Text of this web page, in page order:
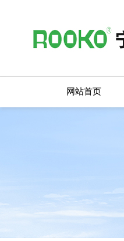
网站首页